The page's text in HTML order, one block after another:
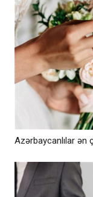
Azərbaycanlılar ən